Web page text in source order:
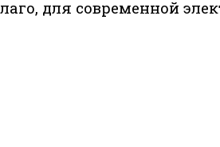
для современной